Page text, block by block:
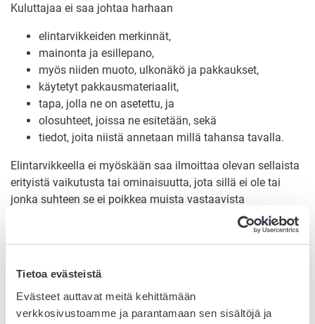
Tietoa evästeistä
Evästeet auttavat meitä kehittämään
verkkosivustoamme ja parantamaan sen sisältöjä ja
Kuluttajaa ei saa johtaa harhaan
elintarvikkeiden merkinnät,
mainonta ja esillepano,
myös niiden muoto, ulkonäkö ja pakkaukset,
käytetyt pakkausmateriaalit,
tapa, jolla ne on asetettu, ja
olosuhteet, joissa ne esitetään, sekä
tiedot, joita niistä annetaan millä tahansa tavalla.
Elintarvikkeella ei myöskään saa ilmoittaa olevan sellaista
erityistä vaikutusta tai ominaisuutta, jota sillä ei ole tai
jonka suhteen se ei poikkea muista vastaavista
elintarvikkeista. Harhaanjohtavaksi katsotaan myös
sellaisten ominaisuuksien esiin tuominen, joilla ei ole
Esimerkiksi
Hedelmätikkaria ei voi markkinoida vähärasvaisena,